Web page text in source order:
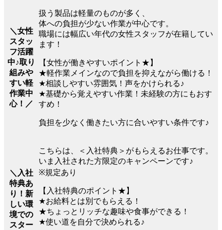
＼女性
スタッ
フ活躍
中♪取り
組みや
すい軽
作業中
心！／
扱う製品は軽量のものが多く、
体への負担が少ない作業が中心です。
職場には幅広い年代の女性スタッフが在籍してい
ます！
【女性が働きやすいポイント★】
★軽作業メインなので負担を抑えながら働ける！
★相談しやすい雰囲気！声をかけられる♪
★基礎から覚えやすい作業！未経験の方にもおす
すめ！
負担を少なく働きたい方に合いやすい条件です♪
＼入社
特典あ
り！新
しい環
境での
スター
こちらは、＜入社特典＞がもらえるお仕事です。
いま入社された方限定のキャンペーンです♪
※規定あり
【入社特典のポイント★】
★お給料とは別でもらえる！
★ちょっとリッチな趣味や食事ができる！
★使い道を自分で決められる♪